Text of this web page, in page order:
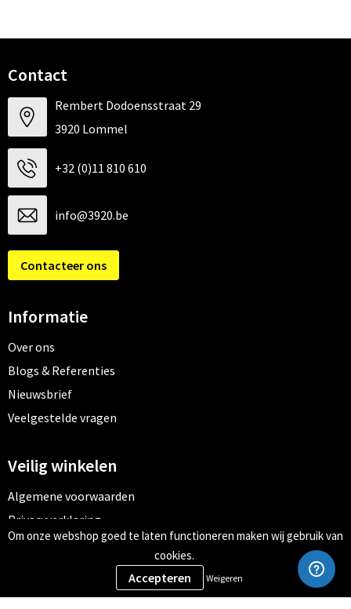
Contact
Rembert Dodoensstraat 29
3920 Lommel
+32 (0)11 810 610
info@3920.be
Contacteer ons
Informatie
Over ons
Blogs & Referenties
Nieuwsbrief
Veelgestelde vragen
Veilig winkelen
Algemene voorwaarden
Privacyverklaring
Cookiebeleid
Om onze webshop goed te laten functioneren maken wij gebruik van
cookies.
Weigeren